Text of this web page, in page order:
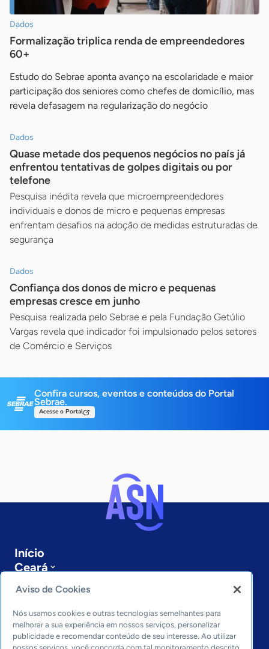
Dados
Formalização triplica renda de empreendedores
60+
Estudo do Sebrae aponta avanço na escolaridade e maior
participação dos seniores como chefes de domicílio, mas
revela defasagem na regularização do negócio
Dados
Quase metade dos pequenos negócios no país já
enfrentou tentativas de golpes digitais ou por
telefone
Pesquisa inédita revela que microempreendedores
individuais e donos de micro e pequenas empresas
enfrentam desafios na adoção de medidas estruturadas de
segurança
Dados
Confiança dos donos de micro e pequenas
empresas cresce em junho
Pesquisa realizada pelo Sebrae e pela Fundação Getúlio
Vargas revela que indicador foi impulsionado pelos setores
de Comércio e Serviços
Confira cursos, eventos e conteúdos do Portal
Sebrae.
Acesse o Portal
Início
Ceará
Últimas notícias
Entre em contato
Editorias
Aviso de Cookies
Nós usamos cookies e outras tecnologias semelhantes para
melhorar a sua experiência em nossos serviços, personalizar
publicidade e recomendar conteúdo de seu interesse. Ao utilizar